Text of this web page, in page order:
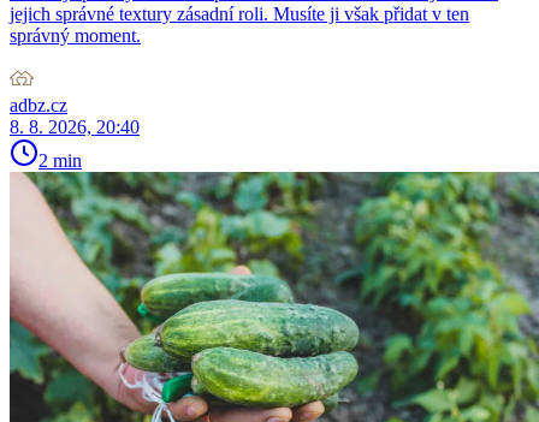
jejich správné textury zásadní roli. Musíte ji však přidat v ten
správný moment.
adbz.cz
8. 8. 2026, 20:40
2 min